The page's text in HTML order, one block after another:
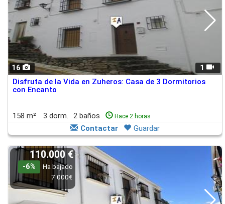
16 1
Disfruta de la Vida en Zuheros: Casa de 3 Dormitorios
con Encanto
158 m² 3 dorm. 2 baños Hace 2 horas
Contactar Guardar
110.000 €
-6%
Ha bajado
7.000€